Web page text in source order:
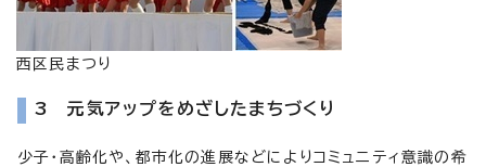
西区民まつり
3 元気アップをめざしたまちづくり
少子・高齢化や、都市化の進展などによりコミュニティ意識の希